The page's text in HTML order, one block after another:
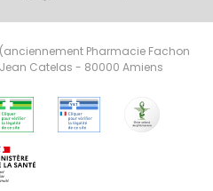
Pharmacie Fachon
Jean Catelas - 80000 Amiens